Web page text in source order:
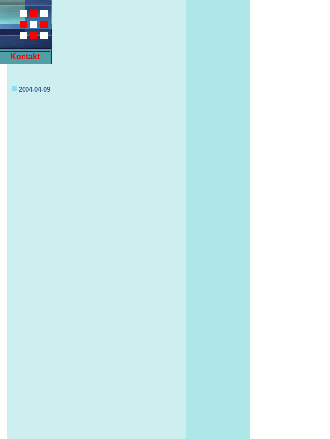
Kontakt
2004-04-09